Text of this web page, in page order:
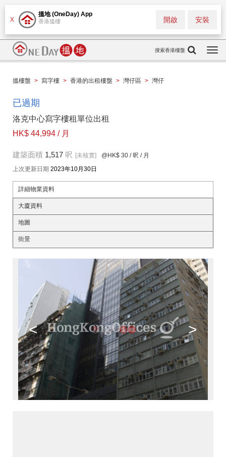
X
搵地 (OneDay) App
香港搵樓 安裝
開啟
搜索香港樓盤
搵樓盤 > 寫字樓 > 香港的出租樓盤 > 灣仔區 > 灣仔
已過期
洛克中心寫字樓租單位出租
HK$ 44,994 / 月
建築面積 1,517 呎 [未核實] @HK$ 30 / 呎 / 月
上次更新日期 2023年10月30日
詳細物業資料
大廈資料
地圖
街景
< >